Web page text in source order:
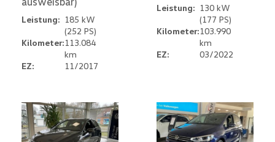
Leistung: 185 kW
(252 PS)
Kilometer:113.084
km
EZ:
11/2017
Leistung: 130 kW
(177 PS)
Kilometer:103.990
km
EZ:
03/2022